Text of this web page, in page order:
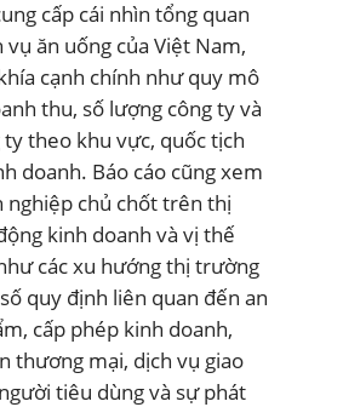
cấp cái nhìn tổng quan
vụ ăn uống của Việt Nam,
cạnh chính như quy mô
thu, số lượng công ty và
ty theo khu vực, quốc tịch
doanh. Báo cáo cũng xem
nghiệp chủ chốt trên thị
kinh doanh và vị thế
các xu hướng thị trường
quy định liên quan đến an
cấp phép kinh doanh,
thương mại, dịch vụ giao
tiêu dùng và sự phát